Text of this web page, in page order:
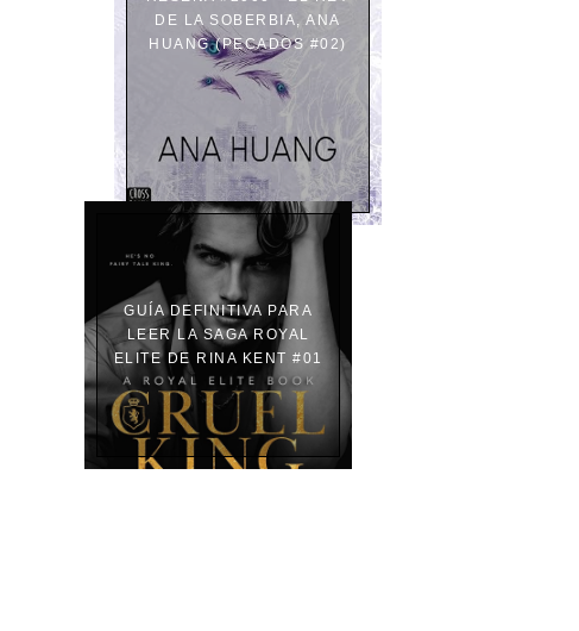
DE LA SOBERBIA, ANA
HUANG (PECADOS #02)
GUÍA DEFINITIVA PARA
LEER LA SAGA ROYAL
ELITE DE RINA KENT #01